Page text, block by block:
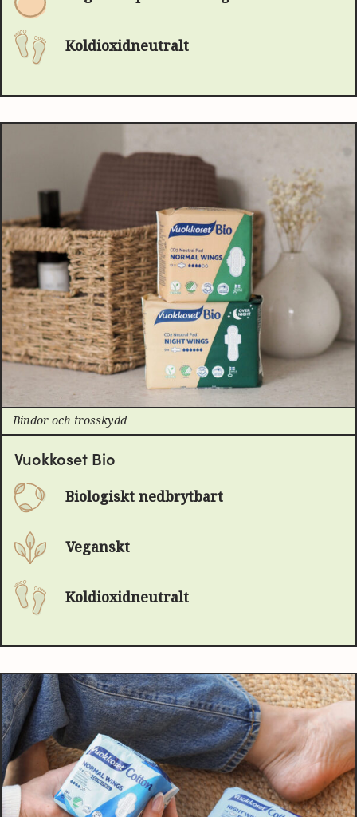
Koldioxidneutralt
Bindor och trosskydd
Vuokkoset Bio
Biologiskt nedbrytbart
Veganskt
Koldioxidneutralt